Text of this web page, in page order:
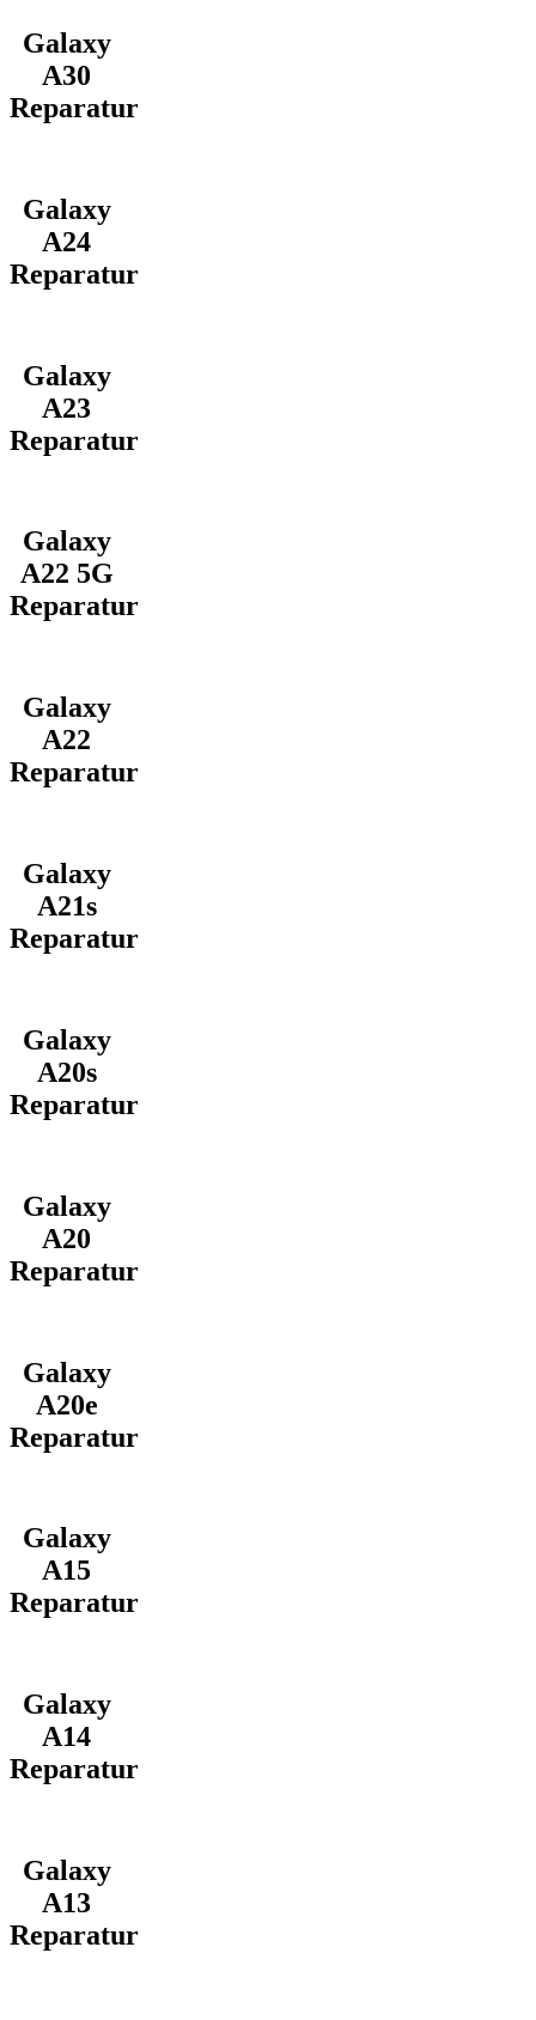
Galaxy
A30
Reparatur
Galaxy
A24
Reparatur
Galaxy
A23
Reparatur
Galaxy
A22 5G
Reparatur
Galaxy
A22
Reparatur
Galaxy
A21s
Reparatur
Galaxy
A20s
Reparatur
Galaxy
A20
Reparatur
Galaxy
A20e
Reparatur
Galaxy
A15
Reparatur
Galaxy
A14
Reparatur
Galaxy
A13
Reparatur